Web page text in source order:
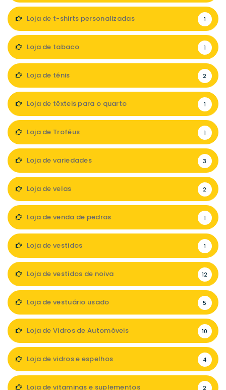
Loja de t-shirts personalizadas 1
Loja de tabaco 1
Loja de ténis 2
Loja de têxteis para o quarto 1
Loja de Troféus 1
Loja de variedades 3
Loja de velas 2
Loja de venda de pedras 1
Loja de vestidos 1
Loja de vestidos de noiva 12
Loja de vestuário usado 5
Loja de Vidros de Automóveis 10
Loja de vidros e espelhos 4
Loja de vitaminas e suplementos 2